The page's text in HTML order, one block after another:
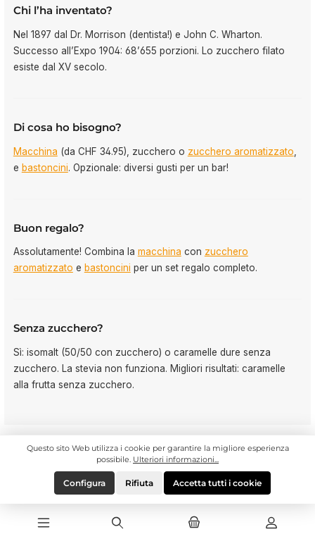
Chi l’ha inventato?
Nel 1897 dal Dr. Morrison (dentista!) e John C. Wharton.
Successo all’Expo 1904: 68’655 porzioni. Lo zucchero filato
esiste dal XV secolo.
Di cosa ho bisogno?
Macchina (da CHF 34.95), zucchero o zucchero aromatizzato
e bastoncini. Opzionale: diversi gusti per un bar!
Buon regalo?
Assolutamente! Combina la macchina con zucchero
aromatizzato e bastoncini per un set regalo completo.
Senza zucchero?
Sì: isomalt (50/50 con zucchero) o caramelle dure senza
zucchero. La stevia non funziona. Migliori risultati: caramelle
alla frutta senza zucchero.
Scopri tutti i prodotti →
Linea telefonica di assistenza
Questo sito Web utilizza i cookie per garantire la migliore esperienza
possibile. Ulteriori informazioni...
Rifiuta
Configura Accetta tutti i cookie